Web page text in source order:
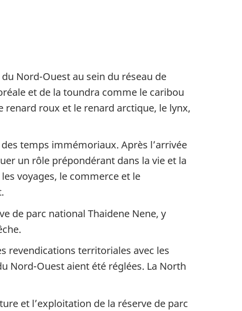
Nord-Ouest au sein du réseau de
et de la toundra comme le caribou
renard roux et le renard arctique, le lynx,
temps immémoriaux. Après l’arrivée
un rôle prépondérant dans la vie et la
voyages, le commerce et le
de parc national Thaidene Nene, y
revendications territoriales avec les
Nord-Ouest aient été réglées. La North
et l’exploitation de la réserve de parc